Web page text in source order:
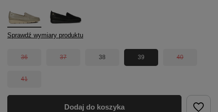
Sprawdź wymiary produktu
36 37 38 39 40
41
Dodaj do koszyka